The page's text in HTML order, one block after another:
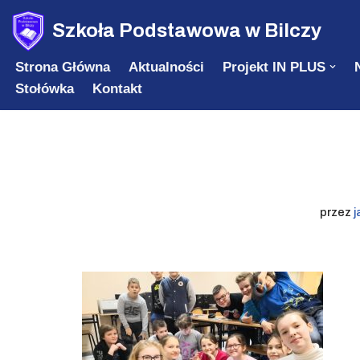
Przejdź
do
treści
Szkoła Podstawowa w Bilczy
Strona Główna Aktualności Projekt IN PLUS
Stołówka
Kontakt
przez